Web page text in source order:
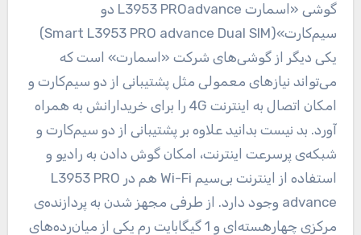
گوشی «اسمارت advance
L3953 PRO دو
سیم‌کارت»(Smart L3953 PRO advance Dual SIM)
یکی دیگر از گوشی‌های شرکت «اسمارت» است که
می‌تواند نیاز‌های معمولی مثل پشتیبانی از دو سیم‌کارت و
امکان اتصال به اینترنت 4Gرا برای خریدارانش به همراه
آورد. بد نیست بدانید علاوه بر پشتیبانی از دو سیم‌کارت و
شبکه‌ی پرسرعت اینترنت، امکان گوش دادن به رادیو و
استفاده از اینترنت بی‌سیمWi-Fi هم در L3953 PRO
advance وجود دارد. از طرفی مجهز شدن به پردازنده‌ی
مرکزی چهارهسته‌ای و 1 گیگابایت رم یکی از میان‌رده‌های